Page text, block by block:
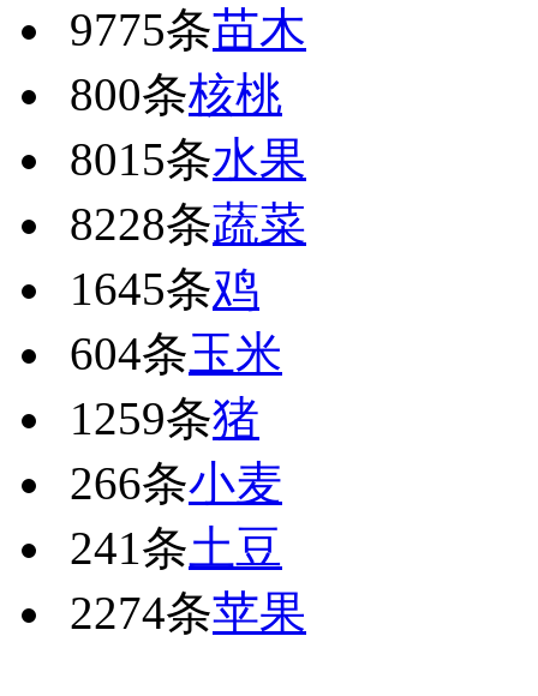
9775条苗木
800条核桃
8015条水果
8228条蔬菜
1645条鸡
604条玉米
1259条猪
266条小麦
241条土豆
2274条苹果